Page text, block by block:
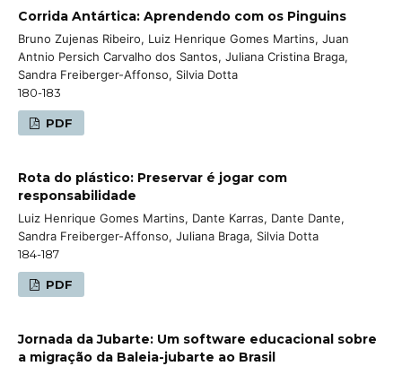
Corrida Antártica: Aprendendo com os Pinguins
Bruno Zujenas Ribeiro, Luiz Henrique Gomes Martins, Juan
Antnio Persich Carvalho dos Santos, Juliana Cristina Braga,
Sandra Freiberger-Affonso, Silvia Dotta
180-183
PDF
Rota do plástico: Preservar é jogar com
responsabilidade
Luiz Henrique Gomes Martins, Dante Karras, Dante Dante,
Sandra Freiberger-Affonso, Juliana Braga, Silvia Dotta
184-187
PDF
Jornada da Jubarte: Um software educacional sobre
a migração da Baleia-jubarte ao Brasil